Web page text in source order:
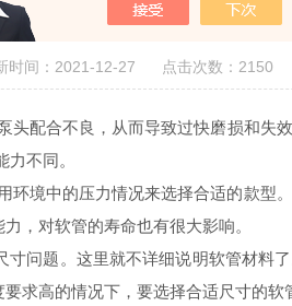
软管尺寸要注意哪
时间：2021-12-27 点击次数：2150
配合不良，从而导致过快磨损和
不同。
中的压力情况来选择合适的款型
，对软管的寿命也有很大影响。
题。这里就不详细说明软管材料
求高的情况下，要选择合适尺寸的软